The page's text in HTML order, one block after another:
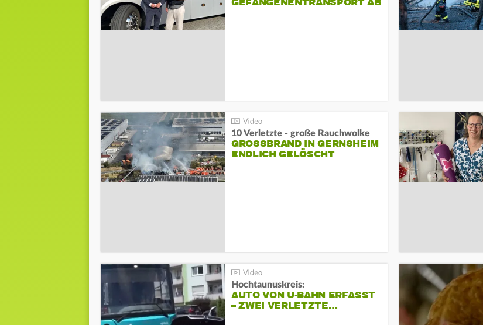
GEFANGENENTRANSPORT AB
10 Verletzte - große Rauchwolke
GROSSBRAND IN GERNSHEIM E
NDLICH GELÖSCHT
Hochtaunuskreis:
AUTO VON U-BAHN ERFASST
– ZWEI VERLETZTE…